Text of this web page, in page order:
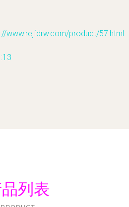
www.rejfdrw.com/product/57.html
列表